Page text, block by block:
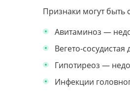
Признаки могут
Авитаминоз —
Вегето-
Гипотиреоз —
Инфекции